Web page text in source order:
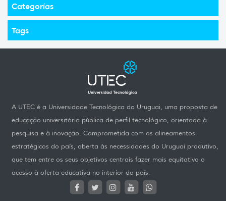
Categorías
Tags
A UTEC é a Universidade Tecnológica do Uruguai, uma proposta de
educação universitária pública de perfil tecnológico, orientada à
pesquisa e à inovação. Comprometida com os alineamentos
estratégicos do país, aberta às necessidades do Uruguai produtivo,
que tem entre os seus objetivos centrais fazer mais equitativo o
acesso à oferta educativa no interior do país.